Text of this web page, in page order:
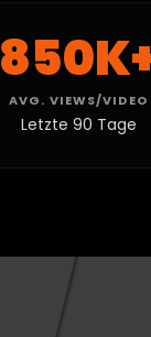
AVG. VIEWS/VIDEO
Letzte 90 Tage